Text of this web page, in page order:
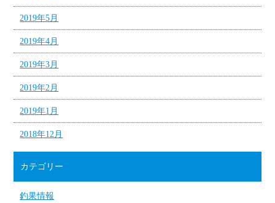
2019年5月
2019年4月
2019年3月
2019年2月
2019年1月
2018年12月
カテゴリー
釣果情報